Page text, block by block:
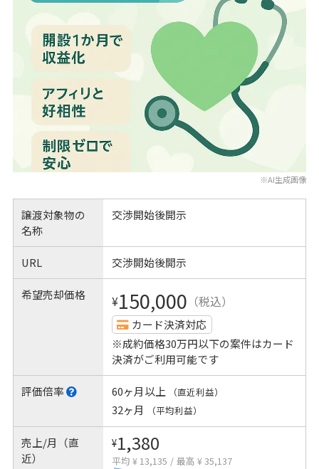
※AI生成画像
譲渡対象物の
名称
交渉開始後開示
URL 交渉開始後開示
希望売却価格 ¥150,000 （税込）
カード決済対応
※成約価格30万円以下の案件はカード
決済がご利用可能です
評価倍率 60ヶ月以上 （直近利益）
32ヶ月 （平均利益）
売上/月（直
近）
¥1,380
平均 ¥ 13,135 / 最高 ¥ 35,137